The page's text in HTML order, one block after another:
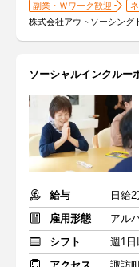
副業・Ｗワーク歓迎
株式会社アウトソーシング
ソーシャルインクルー
給与
日給
雇用形態
アル
シフト
週1日